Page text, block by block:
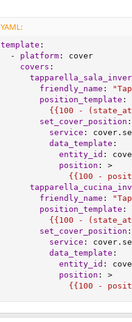
YAML:
template :
-
platform :
cover
covers :
friendly_name :
position_template :
{{100 -
set_cover_position :
service :
data_template :
entity_id :
position :
>
{{100 -
friendly_name :
position_template :
{{100 -
set_cover_position :
service :
data_template :
entity_id :
position :
>
{{100 -